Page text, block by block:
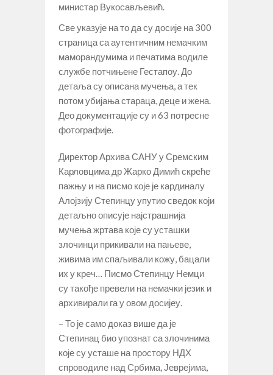
министар Вукосављевић.
Све указује на то да су досије на 300
страница са аутентичним немачким
маморандумима и печатима водиле
службе потчињене Гестапоу. До
детаља су описана мучења, а тек
потом убијања стараца, деце и жена.
Део документације су и 63 потресне
фотографије.
Директор Архива САНУ у Сремским
Карловцима др Жарко Димић скреће
пажњу и на писмо које је кардиналу
Алојзију Степинцу упутио сведок који
детаљно описује најстрашнија
мучења жртава које су усташки
злочинци прикивали на пањеве,
живима им спаљивали кожу, бацали
их у креч… Писмо Степинцу Немци
су такође превели на немачки језик и
архивирали га у овом досијеу.
– То је само доказ више да је
Степинац био упознат са злочинима
које су усташе на простору НДХ
спроводиле над Србима, Јеврејима,